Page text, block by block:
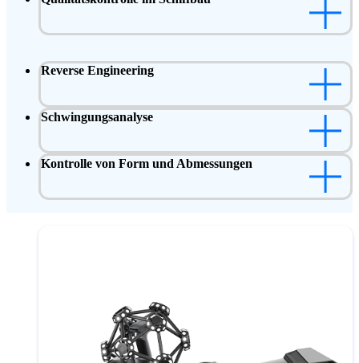
Reverse Engineering
Schwingungsanalyse
Kontrolle von Form und Abmessungen